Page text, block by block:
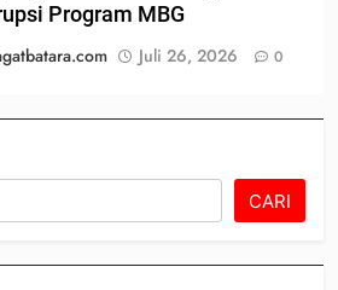
Program MBG
Juli 26, 2026 0
CARI